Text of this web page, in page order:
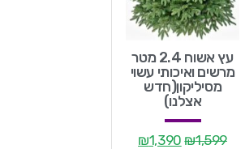
עץ אשוח 2.4 מטר
מרשים ואיכותי עשוי
מסיליקון(חדש
אצלנו)
₪1,599
₪1,390